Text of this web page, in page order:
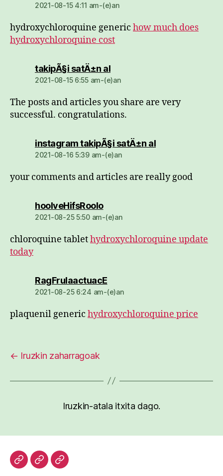
2021-08-15 4:11 am-(e)an
hydroxychloroquine generic how much does
hydroxychloroquine cost
takipÃ§i satÄ±n aldio:
2021-08-15 6:55 am-(e)an
The posts and articles you share are very
successful. congratulations.
instagram takipÃ§i satÄ±n aldio:
2021-08-16 5:39 am-(e)an
your comments and articles are really good
hoolveHifsRoolodio:
2021-08-25 5:50 am-(e)an
chloroquine tablethydroxychloroquine update
today
RagFrulaactuacEdio:
2021-08-25 6:24 am-(e)an
plaquenil generic hydroxychloroquine price
← Iruzkin zaharragoak
Iruzkin-atala itxita dago.
HasieraKazetari
Patxi